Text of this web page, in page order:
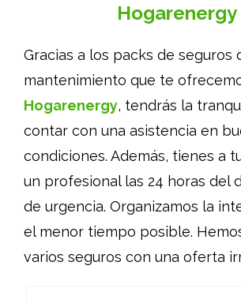
Hogarenergy
Gracias a los packs de seguros
mantenimiento que te
Hogarenergy, tendrás la
contar con una asistencia en
condiciones. Además, tienes a
un profesional las 24 horas del
de urgencia. Organizamos la
el menor tiempo posible.
varios seguros con una oferta